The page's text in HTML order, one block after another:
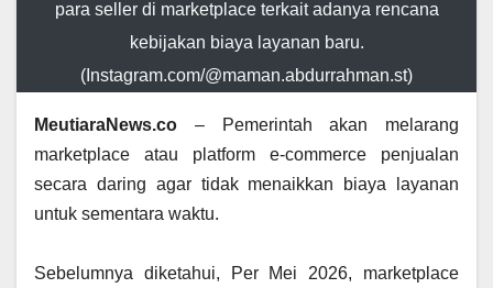
para seller di marketplace terkait adanya rencana
kebijakan biaya layanan baru.
(Instagram.com/@maman.abdurrahman.st)
‎MeutiaraNews.co – Pemerintah akan melarang
marketplace atau platform e-commerce penjualan
secara daring agar tidak menaikkan biaya layanan
untuk sementara waktu.
‎Sebelumnya diketahui, Per Mei 2026, marketplace